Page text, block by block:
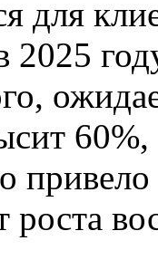
для
2025